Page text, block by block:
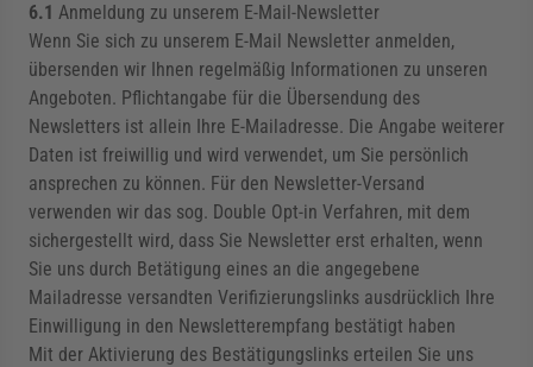
6.1 Anmeldung zu unserem E-Mail-Newsletter
Wenn Sie sich zu unserem E-Mail Newsletter anmelden,
übersenden wir Ihnen regelmäßig Informationen zu unseren
Angeboten. Pflichtangabe für die Übersendung des
Newsletters ist allein Ihre E-Mailadresse. Die Angabe weiterer
Daten ist freiwillig und wird verwendet, um Sie persönlich
ansprechen zu können. Für den Newsletter-Versand
verwenden wir das sog. Double Opt-in Verfahren, mit dem
sichergestellt wird, dass Sie Newsletter erst erhalten, wenn
Sie uns durch Betätigung eines an die angegebene
Mailadresse versandten Verifizierungslinks ausdrücklich Ihre
Einwilligung in den Newsletterempfang bestätigt haben
Mit der Aktivierung des Bestätigungslinks erteilen Sie uns